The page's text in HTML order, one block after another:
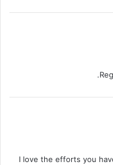
I love the efforts you